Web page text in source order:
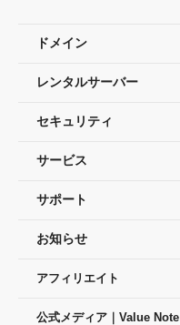
ドメイン
レンタルサーバー
セキュリティ
サービス
サポート
お知らせ
アフィリエイト
公式メディア｜Value Note